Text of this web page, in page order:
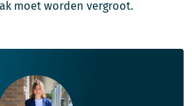
moet worden vergroot.